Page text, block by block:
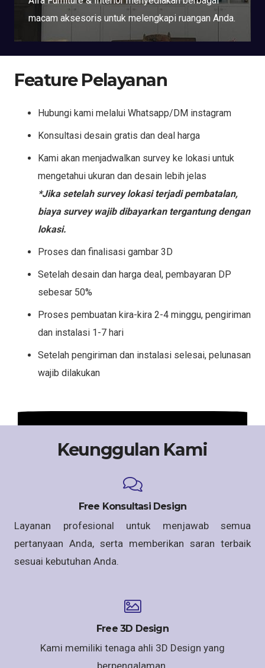
macam aksesoris untuk melengkapi ruangan Anda.
Feature Pelayanan
Hubungi kami melalui Whatsapp/DM instagram
Konsultasi desain gratis dan deal harga
Kami akan menjadwalkan survey ke lokasi untuk
mengetahui ukuran dan desain lebih jelas
*Jika setelah survey lokasi terjadi pembatalan,
biaya survey wajib dibayarkan tergantung dengan
lokasi.
Proses dan finalisasi gambar 3D
Setelah desain dan harga deal, pembayaran DP
sebesar 50%
Proses pembuatan kira-kira 2-4 minggu, pengiriman
dan instalasi 1-7 hari
Setelah pengiriman dan instalasi selesai, pelunasan
wajib dilakukan
Keunggulan Kami
Free Konsultasi Design
Layanan profesional untuk menjawab semua
pertanyaan Anda, serta memberikan saran terbaik
sesuai kebutuhan Anda.
Free 3D Design
Kami memiliki tenaga ahli 3D Design yang
berpengalaman.